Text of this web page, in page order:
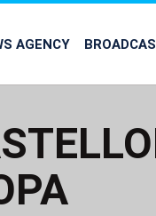
AGENCY